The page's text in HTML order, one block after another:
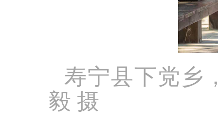
寿宁县下党乡
毅 摄